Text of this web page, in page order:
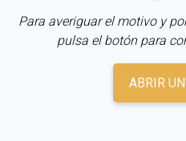
Para averiguar el motivo y
pulsa el botón para
ABRIR